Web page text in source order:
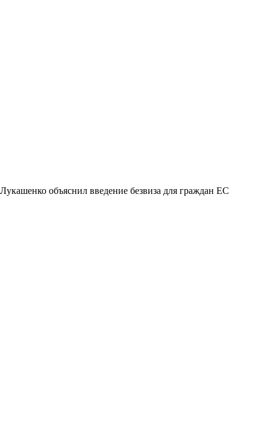
Лукашенко объяснил введение безвиза для граждан ЕС